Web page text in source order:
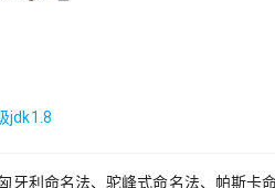
jdk1.8
牙利命名法、驼峰式命名法、帕斯卡